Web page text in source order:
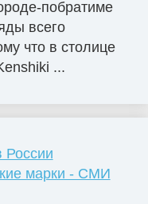
побратиме
всего
что в столице
...
России
марки - СМИ